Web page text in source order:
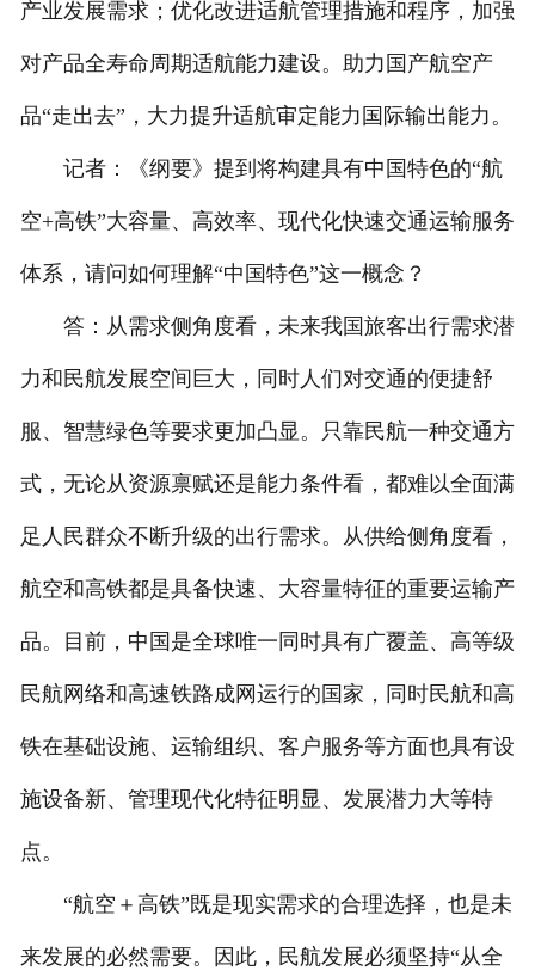
产业发展需求；优化改进适航管理措施和程序，加强
对产品全寿命周期适航能力建设。助力国产航空产
品“走出去”，大力提升适航审定能力国际输出能力。
记者：《纲要》提到将构建具有中国特色的“航
空+高铁”大容量、高效率、现代化快速交通运输服务
体系，请问如何理解“中国特色”这一概念？
答：从需求侧角度看，未来我国旅客出行需求潜
力和民航发展空间巨大，同时人们对交通的便捷舒
服、智慧绿色等要求更加凸显。只靠民航一种交通方
式，无论从资源禀赋还是能力条件看，都难以全面满
足人民群众不断升级的出行需求。从供给侧角度看，
航空和高铁都是具备快速、大容量特征的重要运输产
品。目前，中国是全球唯一同时具有广覆盖、高等级
民航网络和高速铁路成网运行的国家，同时民航和高
铁在基础设施、运输组织、客户服务等方面也具有设
施设备新、管理现代化特征明显、发展潜力大等特
点。
“航空＋高铁”既是现实需求的合理选择，也是未
来发展的必然需要。因此，民航发展必须坚持“从全